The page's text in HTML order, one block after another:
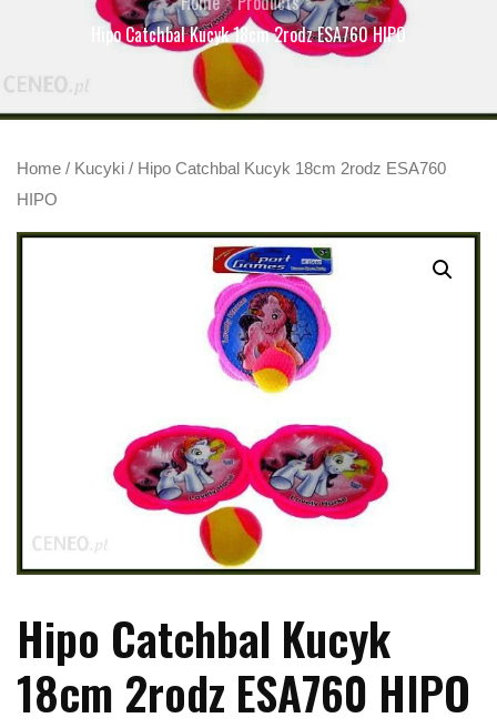
Hipo Catchbal Kucyk 18cm 2rodz ESA760 HIPO
Home / Kucyki / Hipo Catchbal Kucyk 18cm 2rodz ESA760
HIPO
Hipo Catchbal Kucyk
18cm 2rodz ESA760 HIPO